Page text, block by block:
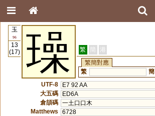
玉
96
13
(17)
璪 繁 簡 港
繁簡對應
繁
簡
UTF-8
E7 92 AA
大五碼
ED6A
倉頡碼 一土口口木
Matthews
6728